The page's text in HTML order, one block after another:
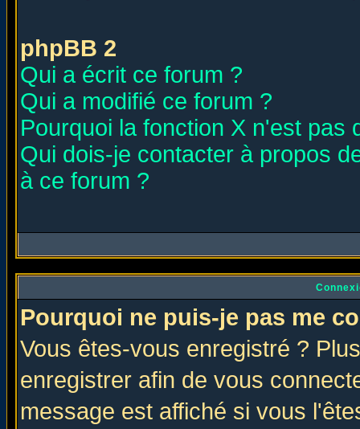
phpBB 2
Qui a écrit ce forum ?
Qui a modifié ce forum ?
Pourquoi la fonction X n'est pas
Qui dois-je contacter à propos
à ce forum ?
Pourquoi ne puis-je pas me
Vous êtes-vous enregistré ?
enregistrer afin de vous
message est affiché si vous